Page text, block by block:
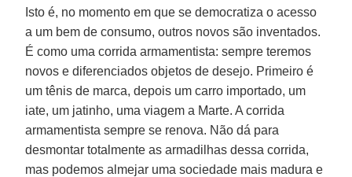
Isto é, no momento em que se democratiza o acesso
a um bem de consumo, outros novos são inventados.
É como uma corrida armamentista: sempre teremos
novos e diferenciados objetos de desejo. Primeiro é
um tênis de marca, depois um carro importado, um
iate, um jatinho, uma viagem a Marte. A corrida
armamentista sempre se renova. Não dá para
desmontar totalmente as armadilhas dessa corrida,
mas podemos almejar uma sociedade mais madura e